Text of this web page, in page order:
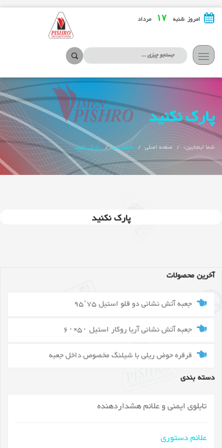
امروز شنبه مرداد
تعویض
ناوبری
پارک نکنید
شما اینجایین: صفحه اصلی محصولات پارک نکنید
پارک نکنید
آخرین محصولات
جعبه آتش نشانی دو قلو استیل 75*95
جعبه آتش نشانی آریا روکار استیل ۵۰×۶۰
قرقره حوض ریلی با شیلنگ مخصوص داخل جعبه
دسته بندی
تابلوی ایمنی و علائم هشداردهنده
علائم دستوری